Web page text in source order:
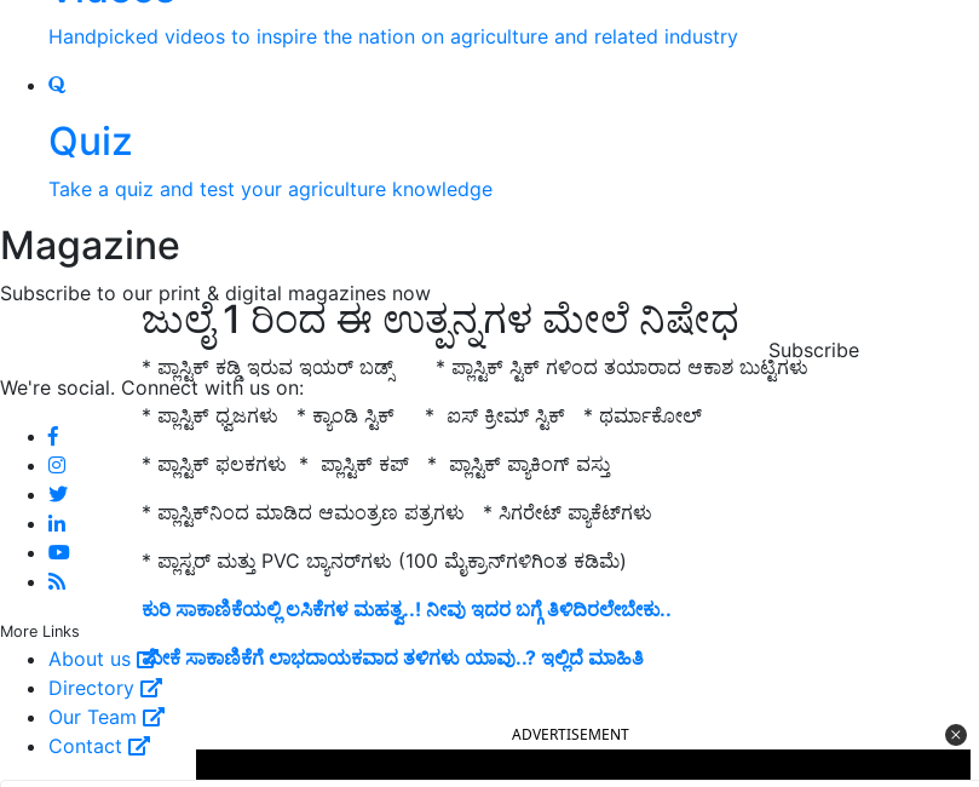
Handpicked videos to inspire the nation on agriculture and related industry
Quiz
Take a quiz and test your agriculture knowledge
Magazine
Subscribe to our print & digital magazines now
Subscribe
We're social. Connect with us on:
More Links
About us
Directory
Our Team
Contact
ಜುಲೈ 1 ರಿಂದ ಈ ಉತ್ಪನ್ನಗಳ ಮೇಲೆ ನಿಷೇಧ
* ಪ್ಲಾಸ್ಟಿಕ್ ಕಡ್ಡಿ ಇರುವ ಇಯರ್ ಬಡ್ಸ್ * ಪ್ಲಾಸ್ಟಿಕ್ ಸ್ಟಿಕ್ ಗಳಿಂದ ತಯಾರಾದ ಆಕಾಶ ಬುಟ್ಟಿಗಳು
* ಪ್ಲಾಸ್ಟಿಕ್ ಧ್ವಜಗಳು * ಕ್ಯಾಂಡಿ ಸ್ಟಿಕ್ * ಐಸ್ ಕ್ರೀಮ್ ಸ್ಟಿಕ್ * ಥರ್ಮಾಕೋಲ್
* ಪ್ಲಾಸ್ಟಿಕ್ ಫಲಕಗಳು * ಪ್ಲಾಸ್ಟಿಕ್ ಕಪ್ * ಪ್ಲಾಸ್ಟಿಕ್ ಪ್ಯಾಕಿಂಗ್ ವಸ್ತು
* ಪ್ಲಾಸ್ಟಿಕ್‌ನಿಂದ ಮಾಡಿದ ಆಮಂತ್ರಣ ಪತ್ರಗಳು * ಸಿಗರೇಟ್ ಪ್ಯಾಕೆಟ್‌ಗಳು
* ಪ್ಲಾಸ್ಟರ್ ಮತ್ತು PVC ಬ್ಯಾನರ್‌ಗಳು (100 ಮೈಕ್ರಾನ್‌ಗಳಿಗಿಂತ ಕಡಿಮೆ)
ಕುರಿ ಸಾಕಾಣಿಕೆಯಲ್ಲಿ ಲಸಿಕೆಗಳ ಮಹತ್ವ..! ನೀವು ಇದರ ಬಗ್ಗೆ ತಿಳಿದಿರಲೇಬೇಕು..
ಮೇಕೆ ಸಾಕಾಣಿಕೆಗೆ ಲಾಭದಾಯಕವಾದ ತಳಿಗಳು ಯಾವು..? ಇಲ್ಲಿದೆ ಮಾಹಿತಿ